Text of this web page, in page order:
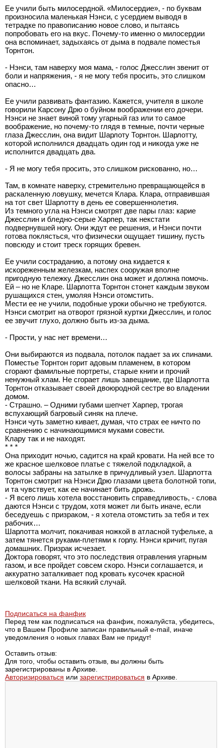
Ее учили быть милосердной. «Милосердие», - по буквам
произносила маленькая Нэнси, с усердием выводя в
тетрадке по правописанию новое слово, и пытаясь
попробовать его на вкус. Почему-то именно о милосердии
она вспоминает, задыхаясь от дыма в подвале поместья
Торнтон.
- Нэнси, там наверху моя мама, - голос Джесслин звенит от
боли и напряжения, - я не могу тебя просить, это слишком
опасно…
Ее учили развивать фантазию. Кажется, учителя в школе
говорили Карсону Дрю о буйном воображении его дочери.
Нэнси не знает виной тому угарный газ или то самое
воображение, но почему-то глядя в темные, почти черные
глаза Джесслин, она видит Шарлоту Торнтон. Шарлотту,
которой исполнился двадцать один год и никогда уже не
исполнится двадцать два.
- Я не могу тебя просить, это слишком рискованно, но…
Там, в комнате наверху, стремительно превращающейся в
раскаленную ловушку, мечется Клара. Клара, отправившая
на тот свет Шарлотту в день ее совершеннолетия.
Из темного угла на Нэнси смотрят две пары глаз: карие
Джесслин и бледно-серые Харпер, так некстати
подвернувшей ногу. Они ждут ее решения, и Нэнси почти
готова поклясться, что физически ощущает тишину, пусть
повсюду и стоит треск горящих бревен.
Ее учили состраданию, а потому она кидается к
искореженным железкам, наспех сооружая вполне
пригодную тележку. Джесслин она может и должна помочь.
Ей – но не Кларе. Шарлотта Торнтон стонет каждым звуком
рушащихся стен, умоляя Нэнси отомстить.
Мести ее не учили, подобные уроки обычно не требуются.
Нэнси смотрит на отворот грязной куртки Джесслин, и голос
ее звучит глухо, должно быть из-за дыма.
- Прости, у нас нет времени…
Они выбираются из подвала, потолок падает за их спинами.
Поместье Торнтон горит адовым пламенем, в котором
сгорают фамильные портреты, старые книги и прочий
ненужный хлам. Не сгорает лишь завещание, где Шарлотта
Торнтон отказывает своей двоюродной сестре во владении
домом.
- Страшно. – Одними губами шепчет Харпер, трогая
вспухающий багровый синяк на плече.
Нэнси чуть заметно кивает, думая, что страх ее ничто по
сравнению с начинающимися муками совести.
Клару так и не находят.
* * *
Она приходит ночью, садится на край кровати. На ней все то
же красное шелковое платье с тяжелой подкладкой, а
волосы забраны на затылке в причудливый узел. Шарлотта
Торнтон смотрит на Нэнси Дрю глазами цвета болотной топи,
и та чувствует, как ее начинает бить дрожь.
- Я всего лишь хотела восстановить справедливость, - слова
даются Нэнси с трудом, хотя может ли быть иначе, если
беседуешь с призраком, - я хотела отомстить за тебя и тех
рабочих…
Шарлотта молчит, покачивая ножкой в атласной туфельке, а
затем тянется руками-плетями к горлу. Нэнси кричит, пугая
домашних. Призрак исчезает.
Доктора говорят, что это последствия отравления угарным
газом, и все пройдет совсем скоро. Нэнси соглашается, и
аккуратно заталкивает под кровать кусочек красной
шелковой ткани. На всякий случай.
Подписаться на фанфик
Перед тем как подписаться на фанфик, пожалуйста, убедитесь,
что в Вашем Профиле записан правильный e-mail, иначе
уведомления о новых главах Вам не придут!
Оставить отзыв:
Для того, чтобы оставить отзыв, вы должны быть
зарегистрированы в Архиве.
Авторизироваться или зарегистрироваться в Архиве.